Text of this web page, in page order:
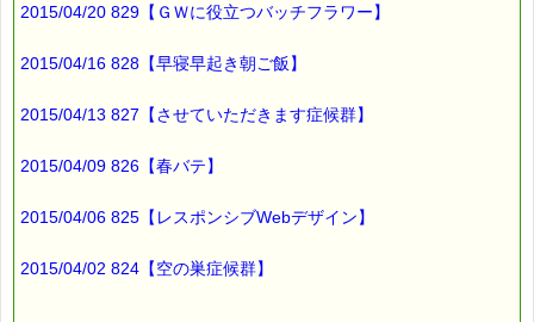
2015/04/20 829【ＧＷに役立つバッチフラワー】
2015/04/16 828【早寝早起き朝ご飯】
2015/04/13 827【させていただきます症候群】
2015/04/09 826【春バテ】
2015/04/06 825【レスポンシブWebデザイン】
2015/04/02 824【空の巣症候群】